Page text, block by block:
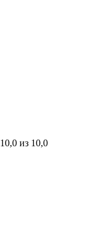
10,0 из 10,0